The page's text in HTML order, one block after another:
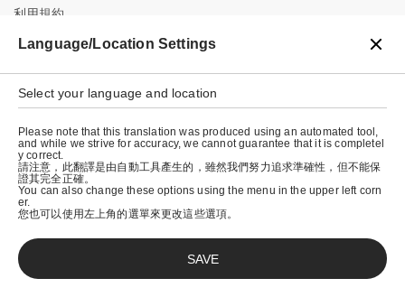
利用規約
プライバシーポリシー
特定商取引法に基づく表示
会社概要
© graniph inc.
Language/Location Settings
Select your language and location
Please note that this translation was produced using an automated tool,
and while we strive for accuracy, we cannot guarantee that it is completel
y correct.
請注意，此翻譯是由自動工具產生的，雖然我們努力追求準確性，但不能保
證其完全正確。
You can also change these options using the menu in the upper left corn
er.
您也可以使用左上角的選單來更改這些選項。
SAVE